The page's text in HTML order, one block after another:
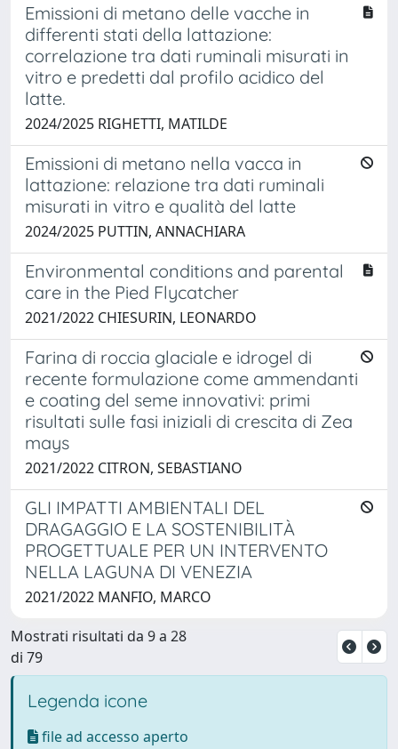
Emissioni di metano delle vacche in
differenti stati della lattazione:
correlazione tra dati ruminali misurati in
vitro e predetti dal profilo acidico del
latte.
2024/2025 RIGHETTI, MATILDE
Emissioni di metano nella vacca in
lattazione: relazione tra dati ruminali
misurati in vitro e qualità del latte
2024/2025 PUTTIN, ANNACHIARA
Environmental conditions and parental
care in the Pied Flycatcher
2021/2022 CHIESURIN, LEONARDO
Farina di roccia glaciale e idrogel di
recente formulazione come ammendanti
e coating del seme innovativi: primi
risultati sulle fasi iniziali di crescita di Zea
mays
2021/2022 CITRON, SEBASTIANO
GLI IMPATTI AMBIENTALI DEL
DRAGAGGIO E LA SOSTENIBILITÀ
PROGETTUALE PER UN INTERVENTO
NELLA LAGUNA DI VENEZIA
2021/2022 MANFIO, MARCO
Mostrati risultati da 9 a 28
di 79
Legenda icone
file ad accesso aperto